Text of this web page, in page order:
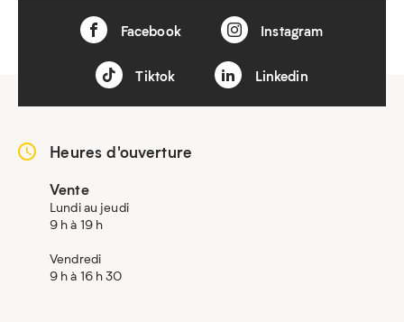
Facebook Instagram
Tiktok Linkedin
Heures d'ouverture
Vente
Lundi au jeudi
9 h à 19 h
Vendredi
9 h à 16 h 30